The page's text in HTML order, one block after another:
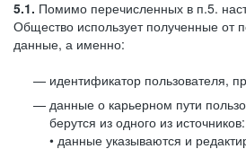
5.1. Помимо перечисленных в п.5.
Общество использует полученные от
данные, а именно:
идентификатор пользователя,
данные о карьерном пути
берутся из одного из источников:
• данные указываются и